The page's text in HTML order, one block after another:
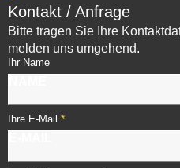
Kontakt / Anfrage
Bitte tragen Sie Ihre
melden uns umgehend.
Ihr Name
Ihre E-Mail *